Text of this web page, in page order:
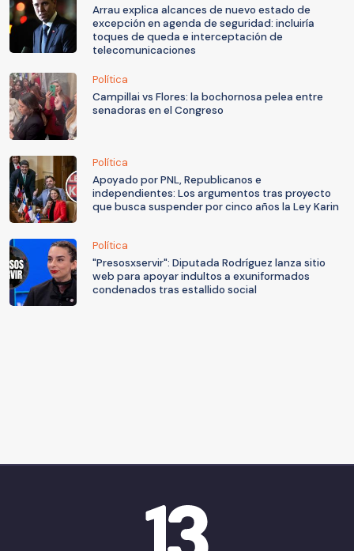
Arrau explica alcances de nuevo estado de
excepción en agenda de seguridad: incluiría
toques de queda e interceptación de
telecomunicaciones
Política
Campillai vs Flores: la bochornosa pelea entre
senadoras en el Congreso
Política
Apoyado por PNL, Republicanos e
independientes: Los argumentos tras proyecto
que busca suspender por cinco años la Ley Karin
Política
"Presosxservir": Diputada Rodríguez lanza sitio
web para apoyar indultos a exuniformados
condenados tras estallido social